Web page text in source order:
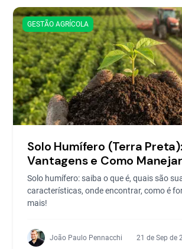
GESTÃO AGRÍCOLA
Solo Humífero (Terra
Vantagens e Como Manejar
Solo humífero: saiba o que é, quais são
características, onde encontrar, como é
mais!
João Paulo Pennacchi 21 de Sep de